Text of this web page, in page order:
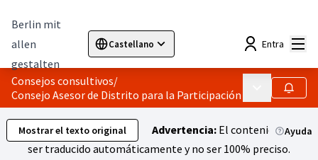
Berlin mit
allen
gestalten
Castellano
Sprache wählenChoose language Elegir el idioma
Entra
Consejos consultivos/
Consejo Asesor de Distrito para la Participación y laMenú Seguir
Mostrar el texto original Advertencia: El contenido puede
ser traducido automáticamente y no ser 100% preciso.
Ayuda